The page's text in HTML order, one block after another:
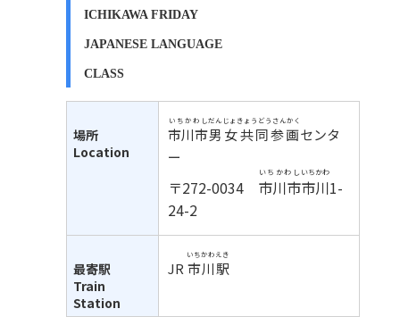
ICHIKAWA FRIDAY
JAPANESE LANGUAGE
CLASS
場所
Location
市川市
いちかわし
男女共同参画
だんじょきょうどうさんかく
センタ
ー
〒272-0034 市川市
いちかわし
市川
いちかわ
1-
24-2
最寄駅
Train
Station
JR 市川
いちかわ
駅
えき